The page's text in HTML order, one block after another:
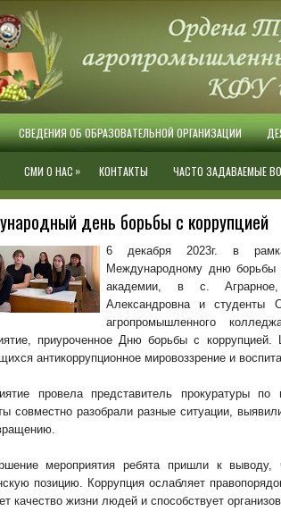
СВЕДЕНИЯ ОБ ОБРАЗОВАТЕЛЬНОЙ ОРГАНИЗАЦИИ
СМИ О НАС » КОНТАКТЫ ЧАСТО ЗАДАВАЕМЫЕ
день борьбы с коррупцией
6 декабря 2023г. в
Международному дню борьбы
академии, в с. Аграрное,
Александровна и студенты
агропромышленного
приуроченное Дню борьбы с коррупцией.
антикоррупционное мировоззрение и
провела представитель прокуратуры
совместно разобрали разные ситуации,
мероприятия ребята пришли к выводу,
позицию. Коррупция ослабляет
качество жизни людей и способствует